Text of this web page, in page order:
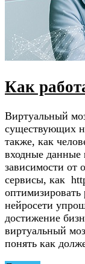
Как
Виртуальный
существующих
также, как
входные данные
зависимости
сервисы, как
нейросети
достижение
виртуальный
понять как